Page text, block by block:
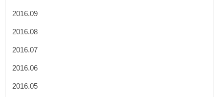
2016.09
2016.08
2016.07
2016.06
2016.05